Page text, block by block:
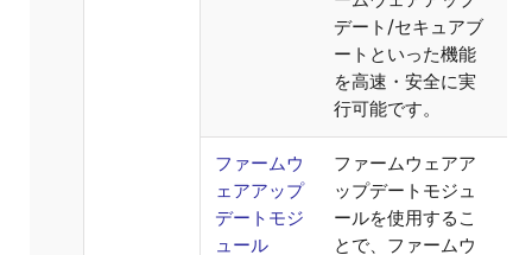
ができます。
RXファミリ用の暗
号ライブラリ
DES、SHA）です。
セキュリティが必
要とされる各種シ
ステム開発のため